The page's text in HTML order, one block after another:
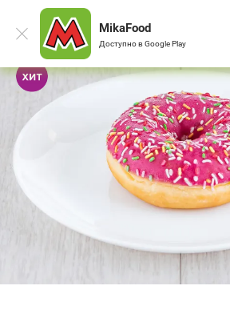
MikaFood
Доступно вGoogle Play